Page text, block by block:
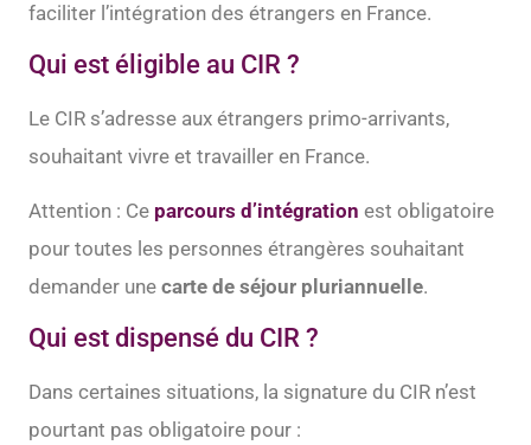
faciliter l’intégration des étrangers en France.
Qui est éligible au CIR ?
Le CIR s’adresse aux étrangers primo-arrivants,
souhaitant vivre et travailler en France.
Attention : Ce parcours d’intégration est obligatoire
pour toutes les personnes étrangères souhaitant
demander une carte de séjour pluriannuelle.
Qui est dispensé du CIR ?
Dans certaines situations, la signature du CIR n’est
pourtant pas obligatoire pour :